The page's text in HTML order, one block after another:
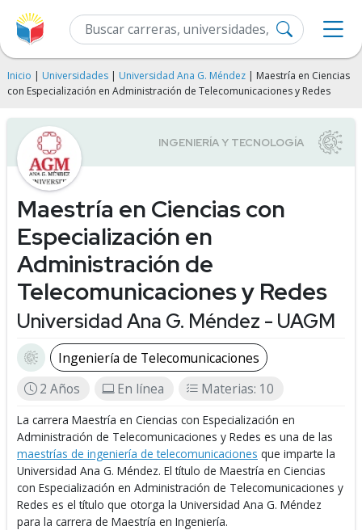
Inicio | Universidades | Universidad Ana G. Méndez | Maestría en Ciencias
con Especialización en Administración de Telecomunicaciones y Redes
Maestría en Ciencias con
Especialización en
Administración de
Telecomunicaciones y Redes
Universidad Ana G. Méndez - UAGM
Ingeniería de Telecomunicaciones
2 Años
En línea Materias: 10
La carrera Maestría en Ciencias con Especialización en
Administración de Telecomunicaciones y Redes es una de las
maestrías de ingeniería de telecomunicaciones que imparte la
Universidad Ana G. Méndez. El título de Maestría en Ciencias
con Especialización en Administración de Telecomunicaciones y
Redes es el título que otorga la Universidad Ana G. Méndez
para la carrera de Maestría en Ingeniería.